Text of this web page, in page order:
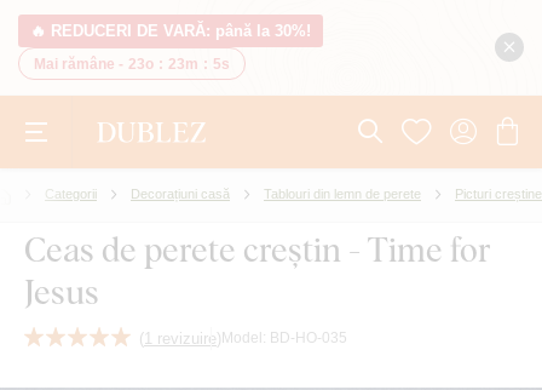
🔥 REDUCERI DE VARĂ: până la 30%!
Mai rămâne - 23o : 23m : 4s
Categorii Decorațiuni casă Tablouri din lemn de perete Picturi creștine
Ceas de perete creștin - Time for
Jesus
( 1 revizuire) Model: BD-HO-035